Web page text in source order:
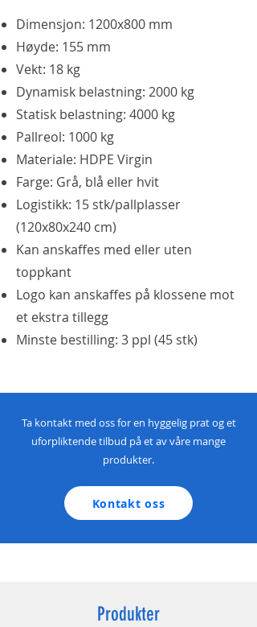
Dimensjon: 1200x800 mm
Høyde: 155 mm
Vekt: 18 kg
Dynamisk belastning: 2000 kg
Statisk belastning: 4000 kg
Pallreol: 1000 kg
Materiale: HDPE Virgin
Farge: Grå, blå eller hvit
Logistikk: 15 stk/pallplasser
(120x80x240 cm)
Kan anskaffes med eller uten
toppkant
Logo kan anskaffes på klossene mot
et ekstra tillegg
Minste bestilling: 3 ppl (45 stk)
Ta kontakt med oss for en hyggelig prat og et
uforpliktende tilbud på et av våre mange
produkter.
Kontakt oss
Produkter